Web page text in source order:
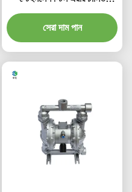
বায়ুসংক্রান্ত ডায়াফ্রাম পাম্প
সেরা দাম পান